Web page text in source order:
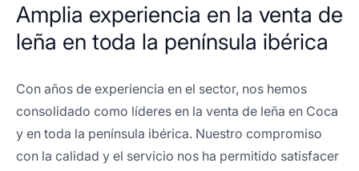
Amplia experiencia en la venta de
leña en toda la península ibérica
Con años de experiencia en el sector, nos hemos
consolidado como líderes en la venta de leña en Coca
y en toda la península ibérica. Nuestro compromiso
con la calidad y el servicio nos ha permitido satisfacer